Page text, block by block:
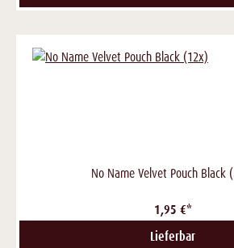
No Name Velvet Pouch Black
1,95 €*
Lieferbar